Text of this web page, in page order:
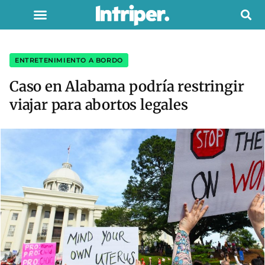
ENTRETENIMIENTO A BORDO
Caso en Alabama podría restringir
viajar para abortos legales